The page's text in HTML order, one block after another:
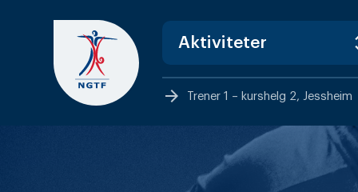
content
arrow_forward Trener 1 – kurshelg 2, Jessheim